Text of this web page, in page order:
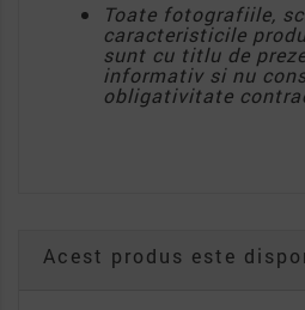
Toate fotografiile,
caracteristicile
sunt cu titlu de
informativ si nu
obligativitate
Acest produs este